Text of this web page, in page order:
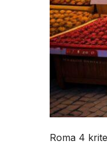
Roma 4